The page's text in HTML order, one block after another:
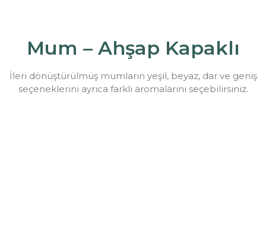
Mum – Ahşap Kapaklı
İleri dönüştürülmüş mumların yeşil, beyaz, dar ve geniş
seçeneklerini ayrıca farklı aromalarını seçebilirsiniz.